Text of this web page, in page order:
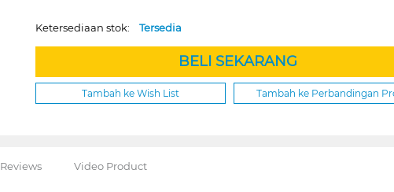
Ketersediaan stok:Tersedia
BELI SEKARANG
Tambah ke Wish List Tambah ke Perbandingan
Reviews Video Product